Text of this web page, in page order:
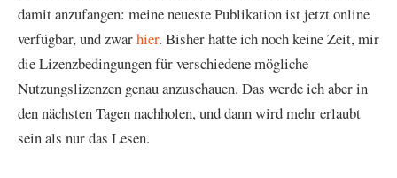
damit anzufangen: meine neueste Publikation ist jetzt online
verfügbar, und zwarhier. Bisher hatte ich noch keine Zeit, mir
die Lizenzbedingungen für verschiedene mögliche
Nutzungslizenzen genau anzuschauen. Das werde ich aber in
den nächsten Tagen nachholen, und dann wird mehr erlaubt
sein als nur das Lesen.